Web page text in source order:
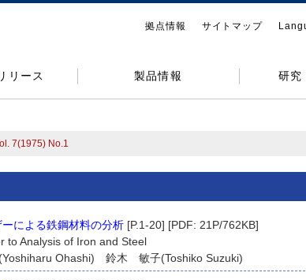
拠点情報 サイトマップ
リース 製品情報 研究
7(1975) No.1
による鉄鋼材料の分析 [P.1-20] [PDF: 21P/762KB]
to Analysis of Iron and Steel
Ohashi) 鈴木 敏子(Toshiko Suzuki)